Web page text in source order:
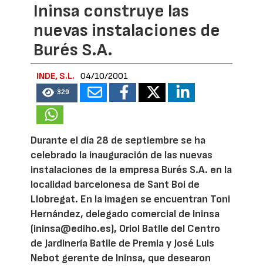
Ininsa construye las
nuevas instalaciones de
Burés S.A.
INDE, S.L. 04/10/2001
329
Durante el día 28 de septiembre se ha
celebrado la inauguración de las nuevas
instalaciones de la empresa Burés S.A. en la
localidad barcelonesa de Sant Boi de
Llobregat. En la imagen se encuentran Toni
Hernández, delegado comercial de Ininsa
(ininsa@ediho.es), Oriol Batlle del Centro
de Jardinería Batlle de Premia y José Luis
Nebot gerente de Ininsa, que desearon